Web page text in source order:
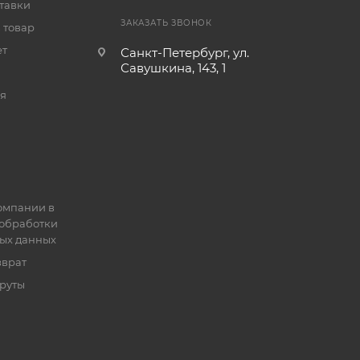
товар
в
данных
ЗАКАЗАТЬ ЗВОНОК
Санкт-Петербург, ул.
Савушкина, 143, 1